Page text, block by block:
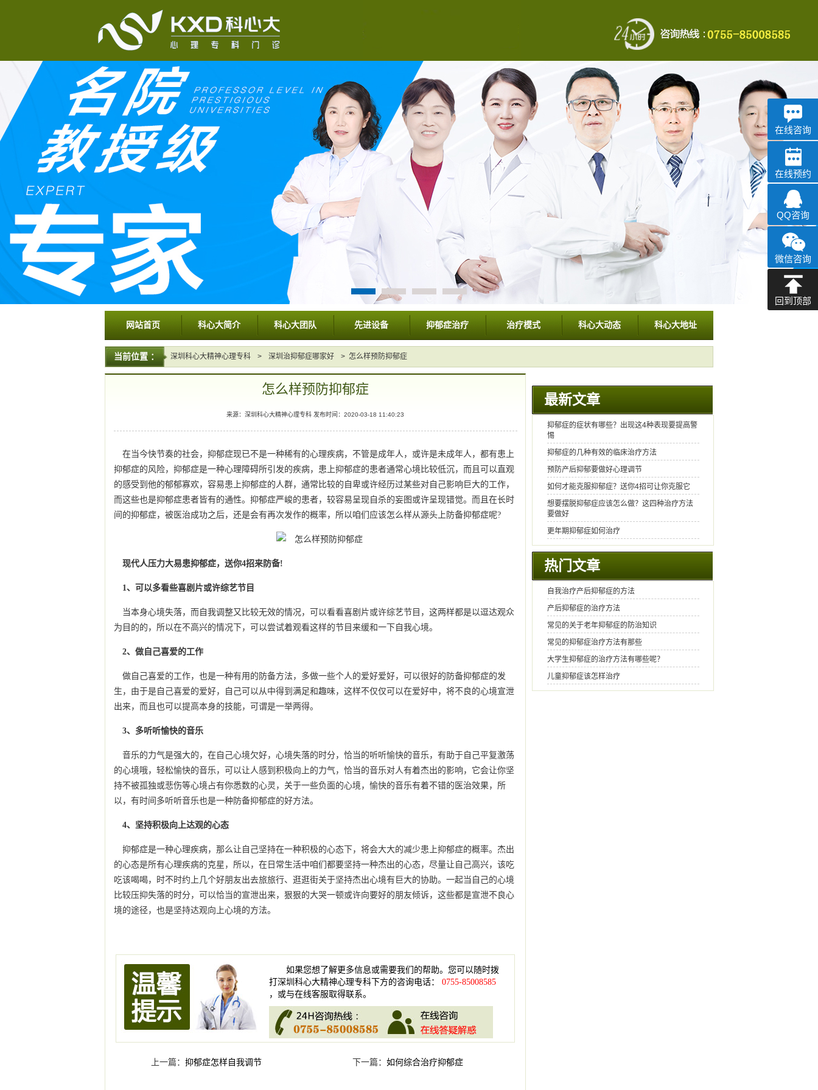
网站首页 科心大简介 科心大团队 先进设备 抑郁症治疗 治疗模式 科心大动态 科心大地址
当前位置 ： 深圳科心大精神心理专科 > 深圳治抑郁症哪家好 > 怎么样预防抑郁症
怎么样预防抑郁症
来源：深圳科心大精神心理专科 发布时间：2020-03-18 11:40:23
在当今快节奏的社会，抑郁症现已不是一种稀有的心理疾病，不管是成年人，或许是未成年人，都有患上
抑郁症的风险，抑郁症是一种心理障碍所引发的疾病，患上抑郁症的患者通常心境比较低沉，而且可以直观
的感受到他的郁郁寡欢，容易患上抑郁症的人群，通常比较的自卑或许经历过某些对自己影响巨大的工作，
而这些也是抑郁症患者皆有的通性。抑郁症严峻的患者，较容易呈现自杀的妄图或许呈现错觉。而且在长时
间的抑郁症，被医治成功之后，还是会有再次发作的概率，所以咱们应该怎么样从源头上防备抑郁症呢?
现代人压力大易患抑郁症，送你4招来防备!
1、可以多看些喜剧片或许综艺节目
当本身心境失落，而自我调整又比较无效的情况，可以看看喜剧片或许综艺节目，这两样都是以逗达观众
为目的的，所以在不高兴的情况下，可以尝试着观看这样的节目来缓和一下自我心境。
2、做自己喜爱的工作
做自己喜爱的工作，也是一种有用的防备方法，多做一些个人的爱好爱好，可以很好的防备抑郁症的发
生，由于是自己喜爱的爱好，自己可以从中得到满足和趣味，这样不仅仅可以在爱好中，将不良的心境宣泄
出来，而且也可以提高本身的技能，可谓是一举两得。
3、多听听愉快的音乐
音乐的力气是强大的，在自己心境欠好，心境失落的时分，恰当的听听愉快的音乐，有助于自己平复激荡
的心境哦，轻松愉快的音乐，可以让人感到积极向上的力气，恰当的音乐对人有着杰出的影响，它会让你坚
持不被孤独或悲伤等心境占有你悉数的心灵，关于一些负面的心境，愉快的音乐有着不错的医治效果，所
以，有时间多听听音乐也是一种防备抑郁症的好方法。
4、坚持积极向上达观的心态
抑郁症是一种心理疾病，那么让自己坚持在一种积极的心态下，将会大大的减少患上抑郁症的概率。杰出
的心态是所有心理疾病的克星，所以，在日常生活中咱们都要坚持一种杰出的心态，尽量让自己高兴，该吃
吃该喝喝，时不时约上几个好朋友出去旅旅行、逛逛街关于坚持杰出心境有巨大的协助。一起当自己的心境
比较压抑失落的时分，可以恰当的宣泄出来，狠狠的大哭一顿或许向要好的朋友倾诉，这些都是宣泄不良心
境的途径，也是坚持达观向上心境的方法。
如果您想了解更多信息或需要我们的帮助。您可以随时拨
打深圳科心大精神心理专科下方的咨询电话： 0755-85008585
，或与在线客服取得联系。
上一篇： 抑郁症怎样自我调节 下一篇： 如何综合治疗抑郁症
最新文章
抑郁症的症状有哪些？出现这4种表现要提高警
惕
抑郁症的几种有效的临床治疗方法
预防产后抑郁要做好心理调节
如何才能克服抑郁症？送你4招可让你克服它
想要摆脱抑郁症应该怎么做？这四种治疗方法
要做好
更年期抑郁症如何治疗
热门文章
自我治疗产后抑郁症的方法
产后抑郁症的治疗方法
常见的关于老年抑郁症的防治知识
常见的抑郁症治疗方法有那些
大学生抑郁症的治疗方法有哪些呢？
儿童抑郁症该怎样治疗
在线咨询
在线预约
QQ咨询
微信咨询
回到顶部